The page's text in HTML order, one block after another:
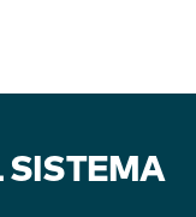
SISTEMA